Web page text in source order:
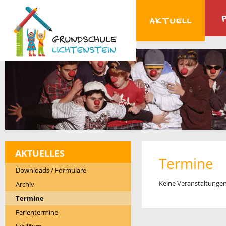
AKTUELLES
Downloads / Formulare
Archiv
Termine
Ferientermine
Termine
Keine